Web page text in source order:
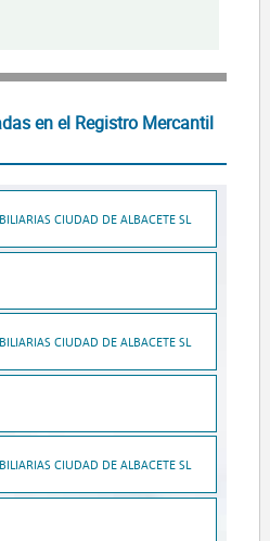
en el Registro Mercantil
CIUDAD DE ALBACETE SL
CIUDAD DE ALBACETE SL
CIUDAD DE ALBACETE SL